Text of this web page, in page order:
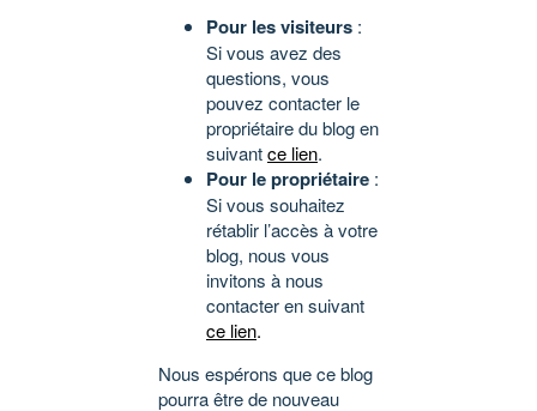
Pour les visiteurs :
Si vous avez des
questions, vous
pouvez contacter le
propriétaire du blog en
suivantce lien.
Pour le propriétaire :
Si vous souhaitez
rétablir l’accès à votre
blog, nous vous
invitons à nous
contacter en suivant
ce lien.
Nous espérons que ce blog
pourra être de nouveau